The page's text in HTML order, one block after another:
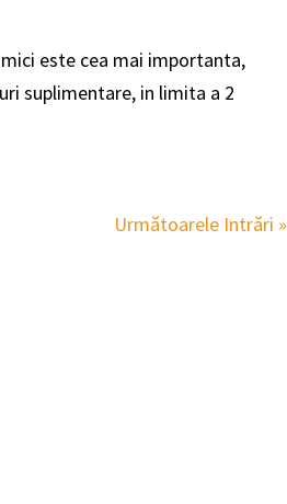
este cea mai importanta,
suplimentare, in limita a 2
Următoarele Intrări »